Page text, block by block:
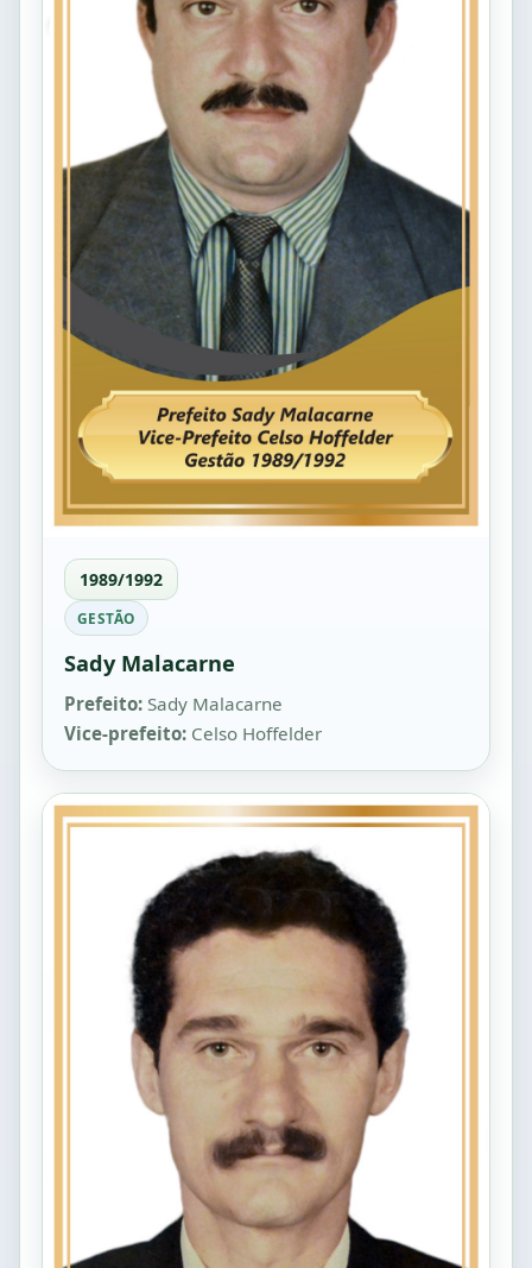
1989/1992
GESTÃO
Sady Malacarne
Prefeito: Sady Malacarne
Vice-prefeito: Celso Hoffelder